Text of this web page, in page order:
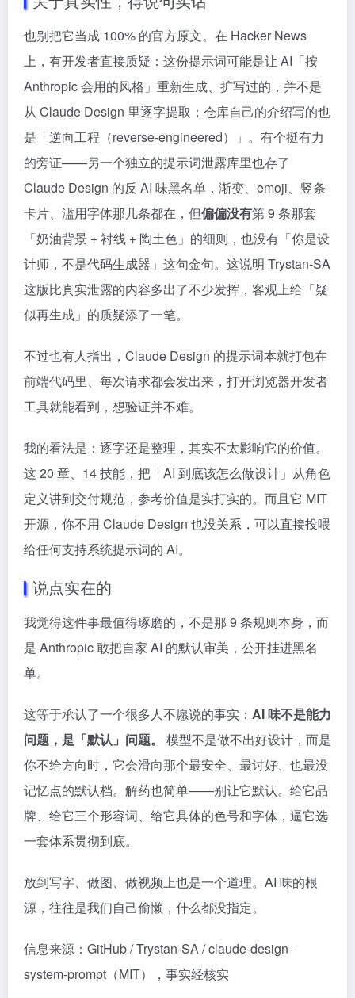
也别把它当成 100% 的官方原文。在 Hacker News
上，有开发者直接质疑：这份提示词可能是让 AI「按
Anthropic 会用的风格」重新生成、扩写过的，并不是
从 Claude Design 里逐字提取；仓库自己的介绍写的也
是「逆向工程（reverse-engineered）」。有个挺有力
的旁证——另一个独立的提示词泄露库里也存了
Claude Design 的反 AI 味黑名单，渐变、emoji、竖条
卡片、滥用字体那几条都在，但偏偏没有第 9 条那套
「奶油背景 + 衬线 + 陶土色」的细则，也没有「你是设
计师，不是代码生成器」这句金句。这说明 Trystan-SA
这版比真实泄露的内容多出了不少发挥，客观上给「疑
似再生成」的质疑添了一笔。
不过也有人指出，Claude Design 的提示词本就打包在
前端代码里、每次请求都会发出来，打开浏览器开发者
工具就能看到，想验证并不难。
我的看法是：逐字还是整理，其实不太影响它的价值。
这 20 章、14 技能，把「AI 到底该怎么做设计」从角色
定义讲到交付规范，参考价值是实打实的。而且它 MIT
开源，你不用 Claude Design 也没关系，可以直接投喂
给任何支持系统提示词的 AI。
说点实在的
我觉得这件事最值得琢磨的，不是那 9 条规则本身，而
是 Anthropic 敢把自家 AI 的默认审美，公开挂进黑名
单。
这等于承认了一个很多人不愿说的事实： AI 味不是能力
问题，是「默认」问题。
模型不是做不出好设计，而是
你不给方向时，它会滑向那个最安全、最讨好、也最没
记忆点的默认档。解药也简单——别让它默认。给它品
牌、给它三个形容词、给它具体的色号和字体，逼它选
一套体系贯彻到底。
放到写字、做图、做视频上也是一个道理。AI 味的根
源，往往是我们自己偷懒，什么都没指定。
信息来源：GitHub / Trystan-SA / claude-design-
system-prompt（MIT），事实经核实